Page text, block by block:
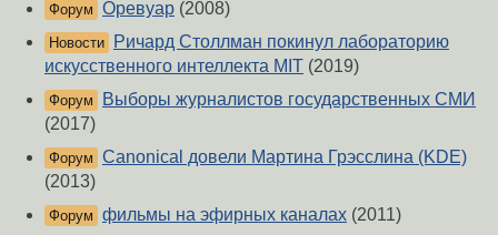
Форум Oревуар (2008)
Новости
Ричард Столлман покинул лабораторию
искусственного интеллекта MIT (2019)
Форум
Выборы журналистов государственных СМИ
(2017)
Форум Canonical довели Мартина Грэсслина (KDE)
(2013)
Форум фильмы на эфирных каналах (2011)